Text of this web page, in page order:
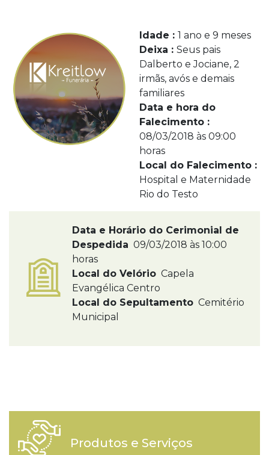
Idade : 1 ano e 9 meses
Deixa : Seus pais
Dalberto e Jociane, 2
irmãs, avós e demais
familiares
Data e hora do
Falecimento :
08/03/2018 às 09:00
horas
Local do Falecimento :
Hospital e Maternidade
Rio do Testo
Data e Horário do Cerimonial de
Despedida 09/03/2018 às 10:00
horas
Local do Velório Capela
Evangélica Centro
Local do Sepultamento Cemitério
Municipal
Produtos e Serviços